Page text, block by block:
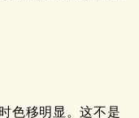
色移明显。这不是